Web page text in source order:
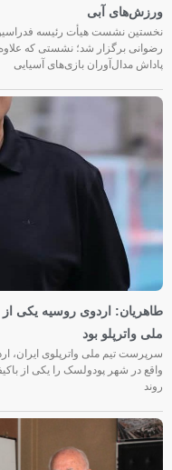
ورزش‌های آبی
نخستین نشست هیأت رئیسه
رضوانی برگزار شد؛ نشستی که
پاداش مدال‌آوران بازی‌های آسیایی
طاهریان: اردوی روسیه یکی از
ملی واترپلو بود
سرپرست تیم ملی واترپلوی ایران،
واقع در شهر پودولسک را یکی از
روند